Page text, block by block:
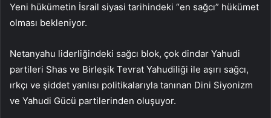
Yeni hükümetin İsrail siyasi tarihindeki “en sağcı” hükümet
olması bekleniyor.
Netanyahu liderliğindeki sağcı blok, çok dindar Yahudi
partileri Shas ve Birleşik Tevrat Yahudiliği ile aşırı sağcı,
ırkçı ve şiddet yanlısı politikalarıyla tanınan Dini Siyonizm
ve Yahudi Gücü partilerinden oluşuyor.